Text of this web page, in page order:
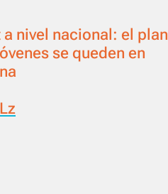
nivel nacional: el plan
se queden en